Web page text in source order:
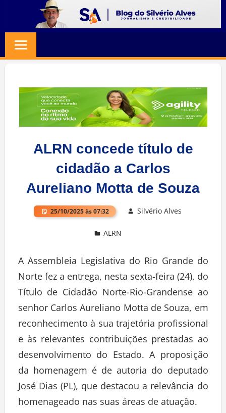
content
SILVERIO
ALVES
Jornalismo
Credibilidade
ALRN concede título de
cidadão a Carlos
Aureliano Motta de Souza
25/10/2025 às 07:32 Silvério Alves
ALRN
A Assembleia Legislativa do Rio Grande do
Norte fez a entrega, nesta sexta-feira (24), do
Título de Cidadão Norte-Rio-Grandense ao
senhor Carlos Aureliano Motta de Souza, em
reconhecimento à sua trajetória profissional
e às relevantes contribuições prestadas ao
desenvolvimento do Estado. A proposição
da homenagem é de autoria do deputado
José Dias (PL), que destacou a relevância do
homenageado nas suas áreas de atuação.